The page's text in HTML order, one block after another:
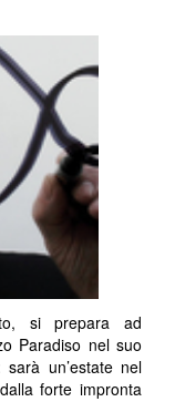
si prepara ad
Paradiso nel suo
un’estate nel
forte impronta